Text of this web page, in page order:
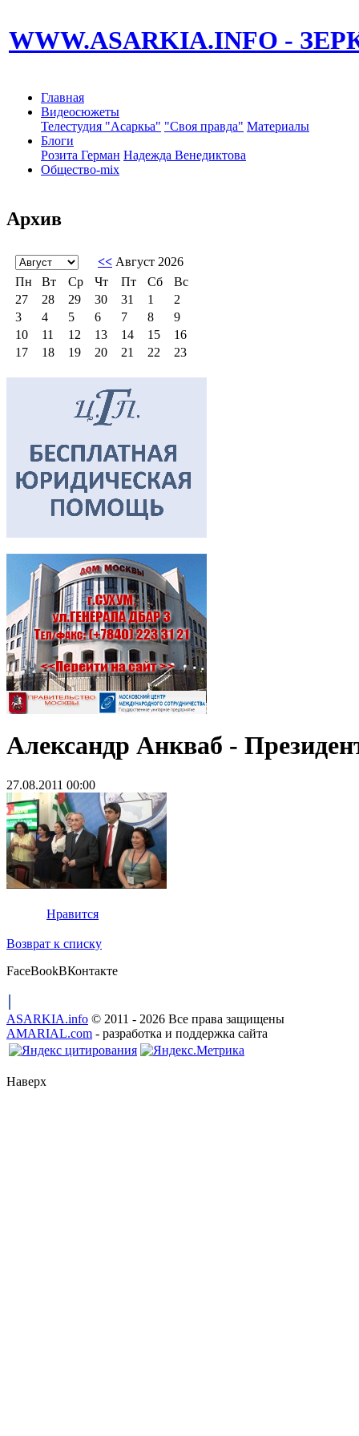
WWW.ASARKIA.INFO -
Главная
Видеосюжеты
Телестудия "Асаркьа" "Своя правда" Материалы
Блоги
Розита Герман Надежда Венедиктова
Общество-mix
Архив
Александр Анкваб -
27.08.2011 00:00
Нравится
Возврат к списку
FaceBookВКонтакте
ASARKIA.info © 2011 - 2026 Все права защищены
AMARIAL.com - разработка и поддержка сайта
Наверх